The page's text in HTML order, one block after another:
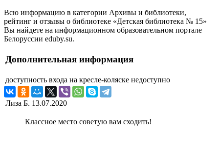
Всю информацию в категории Архивы и библиотеки,
рейтинг и отзывы о библиотеке «Детская библиотека № 15»
Вы найдете на информационном образовательном портале
Белоруссии eduby.su.
Дополнительная информация
доступность входа на кресле-коляске недоступно
Лиза Б. 13.07.2020
Классное место советую вам сходить!